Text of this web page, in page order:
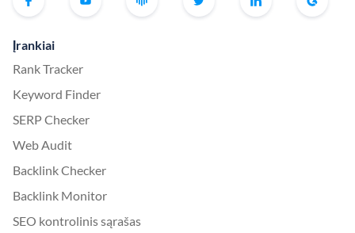
Įrankiai
Rank Tracker
Keyword Finder
SERP Checker
Web Audit
Backlink Checker
Backlink Monitor
SEO kontrolinis sąrašas